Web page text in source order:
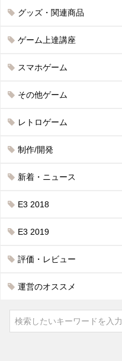
グッズ・関連商品
ゲーム上達講座
スマホゲーム
その他ゲーム
レトロゲーム
制作/開発
新着・ニュース
E3 2018
E3 2019
評価・レビュー
運営のオススメ